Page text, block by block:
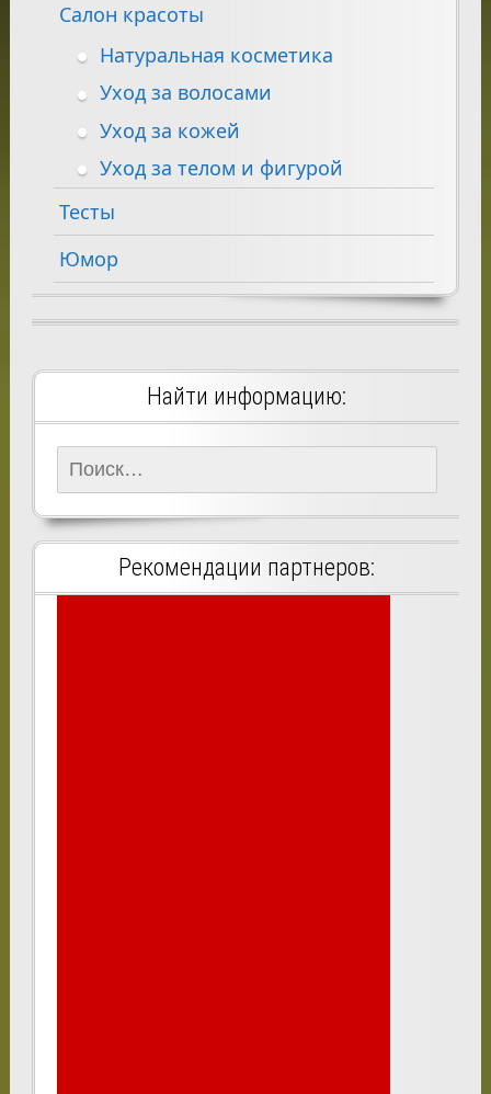
Салон красоты
Натуральная косметика
Уход за волосами
Уход за кожей
Уход за телом и фигурой
Тесты
Юмор
Найти информацию:
Найти:
Рекомендации партнеров: